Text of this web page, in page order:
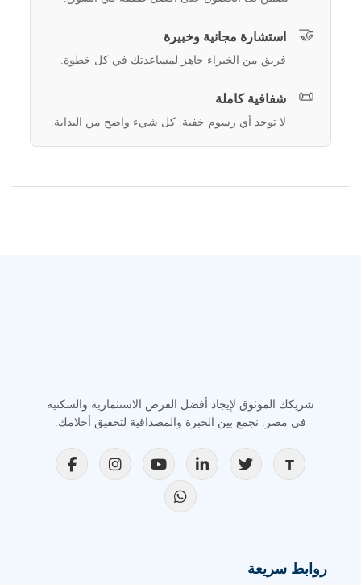
🤝 استشارة مجانية وخبيرة
فريق من الخبراء جاهز لمساعدتك في كل خطوة.
📜 شفافية كاملة
لا توجد أي رسوم خفية. كل شيء واضح من البداية.
شريكك الموثوق لإيجاد أفضل الفرص الاستثمارية والسكنية
في مصر. نجمع بين الخبرة والمصداقية لتحقيق أحلامك.
روابط سريعة